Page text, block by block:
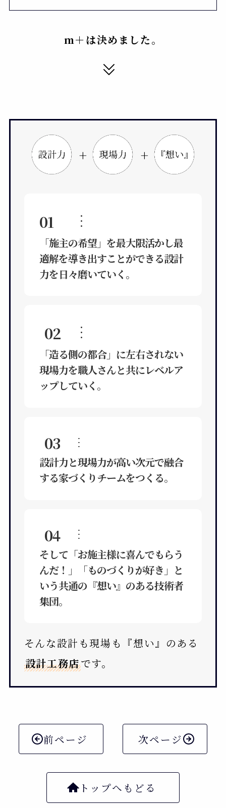
ｍ＋は決めました。
+ +
01 …
「施主の希望」を最大限活かし最
適解を導き出すことができる設計
力を日々磨いていく。
02 …
「造る側の都合」に左右されない
現場力を職人さんと共にレベルア
ップしていく。
03 …
設計力と現場力が高い次元で融合
する家づくりチームをつくる。
04 …
そして「お施主様に喜んでもらう
んだ！」「ものづくりが好き」と
いう共通の『想い』のある技術者
集団。
そんな設計も現場も『想い』のある
設計工務店です。
前ページ 次ページ
トップへもどる